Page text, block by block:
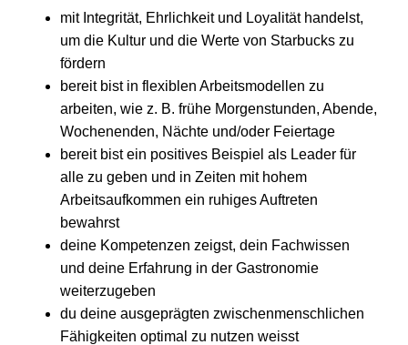
mit Integrität, Ehrlichkeit und Loyalität handelst,
um die Kultur und die Werte von Starbucks zu
fördern
bereit bist in flexiblen Arbeitsmodellen zu
arbeiten, wie z. B. frühe Morgenstunden, Abende,
Wochenenden, Nächte und/oder Feiertage
bereit bist ein positives Beispiel als Leader für
alle zu geben und in Zeiten mit hohem
Arbeitsaufkommen ein ruhiges Auftreten
bewahrst
deine Kompetenzen zeigst, dein Fachwissen
und deine Erfahrung in der Gastronomie
weiterzugeben
du deine ausgeprägten zwischenmenschlichen
Fähigkeiten optimal zu nutzen weisst